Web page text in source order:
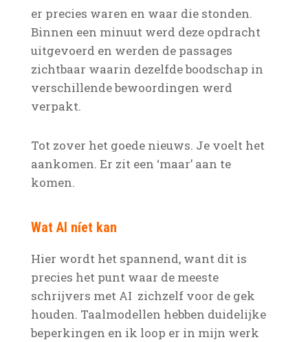
er precies waren en waar die stonden.
Binnen een minuut werd deze opdracht
uitgevoerd en werden de passages
zichtbaar waarin dezelfde boodschap in
verschillende bewoordingen werd
verpakt.
Tot zover het goede nieuws. Je voelt het
aankomen. Er zit een ‘maar’ aan te
komen.
Wat AI níet kan
Hier wordt het spannend, want dit is
precies het punt waar de meeste
schrijvers met AI zichzelf voor de gek
houden. Taalmodellen hebben duidelijke
beperkingen en ik loop er in mijn werk